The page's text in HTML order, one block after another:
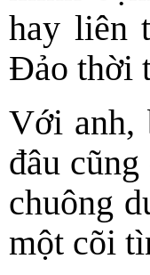
hay liên
Đảo thời
Với anh,
đâu
chuông
một cõi